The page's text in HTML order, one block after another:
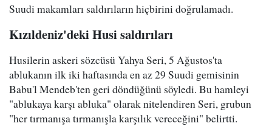
Suudi makamları saldırıların hiçbirini doğrulamadı.
Kızıldeniz'deki Husi saldırıları
Husilerin askeri sözcüsü Yahya Seri, 5 Ağustos'ta
ablukanın ilk iki haftasında en az 29 Suudi gemisinin
Babu'l Mendeb'ten geri döndüğünü söyledi. Bu hamleyi
"ablukaya karşı abluka" olarak nitelendiren Seri, grubun
"her tırmanışa tırmanışla karşılık vereceğini" belirtti.